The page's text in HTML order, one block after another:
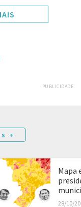
PUBLICIDADE
+
Mapa
28/10/